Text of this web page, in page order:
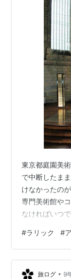
東京都庭園美
で中断したま
けなかったの
専門美術館や
なければいつ
たかったなあ
ック」は高級
が、なんとい
なかでもラリ
#ラリック #
旅ログ • 9